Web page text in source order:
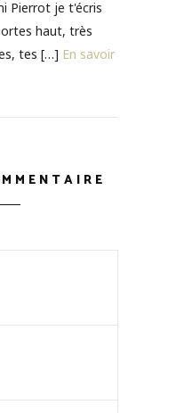
Pierrot je t'écris
haut, très
tes […] En savoir